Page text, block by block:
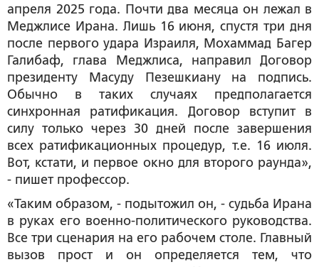
апреля 2025 года. Почти два месяца он лежал в
Меджлисе Ирана. Лишь 16 июня, спустя три дня
после первого удара Израиля, Мохаммад Багер
Галибаф, глава Меджлиса, направил Договор
президенту Масуду Пезешкиану на подпись.
Обычно в таких случаях предполагается
синхронная ратификация. Договор вступит в
силу только через 30 дней после завершения
всех ратификационных процедур, т.е. 16 июля.
Вот, кстати, и первое окно для второго раунда»,
- пишет профессор.
«Таким образом, - подытожил он, - судьба Ирана
в руках его военно-политического руководства.
Все три сценария на его рабочем столе. Главный
вызов прост и он определяется тем, что